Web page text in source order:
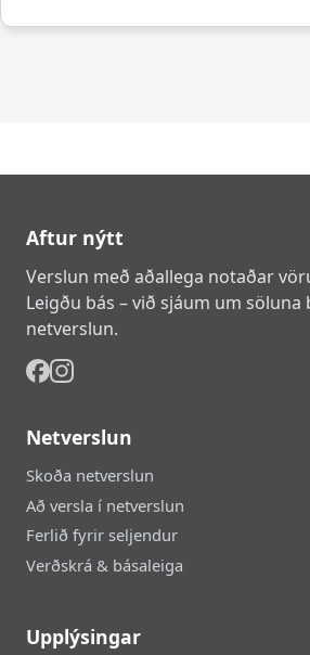
Aftur nýtt
Verslun með aðallega notaðar
Leigðu bás – við sjáum um
netverslun.
Netverslun
Skoða netverslun
Að versla í netverslun
Ferlið fyrir seljendur
Verðskrá & básaleiga
Upplýsingar